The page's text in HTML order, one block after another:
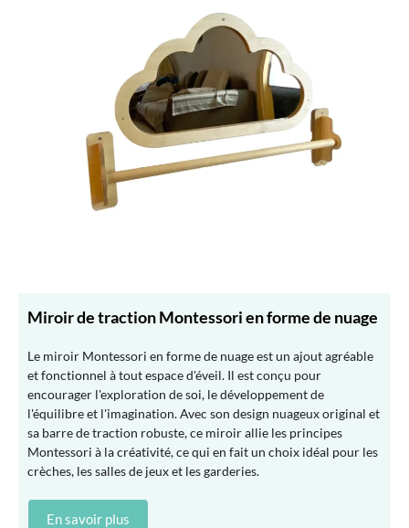
Miroir de traction Montessori en forme de nuage
Le miroir Montessori en forme de nuage est un ajout agréable
et fonctionnel à tout espace d'éveil. Il est conçu pour
encourager l'exploration de soi, le développement de
l'équilibre et l'imagination. Avec son design nuageux original et
sa barre de traction robuste, ce miroir allie les principes
Montessori à la créativité, ce qui en fait un choix idéal pour les
crèches, les salles de jeux et les garderies.
En savoir plus